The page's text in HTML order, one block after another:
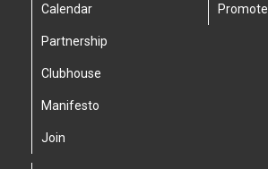
Calendar
Partnership
Clubhouse
Manifesto
Join
Promote